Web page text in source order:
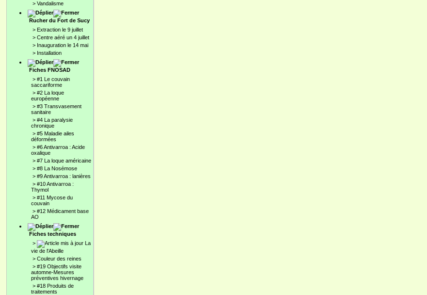
> Vandalisme
Rucher du Fort de Sucy
> Extraction le 9 juillet
> Centre aéré un 4 juillet
> Inauguration le 14 mai
> Installation
Fiches FNOSAD
> #1 Le couvain
saccariforme
> #2 La loque
européenne
> #3 Transvasement
sanitaire
> #4 La paralysie
chronique
> #5 Maladie ailes
déformées
> #6 Antivarroa : Acide
oxalique
> #7 La loque américaine
> #8 La Nosémose
> #9 Antivarroa : lanières
> #10 Antivarroa :
Thymol
> #11 Mycose du
couvain
> #12 Médicament base
AO
Fiches techniques
>
La
vie de l'Abeille
> Couleur des reines
> #19 Objectifs visite
automne-Mesures
préventives hivernage
> #18 Produits de
traitements